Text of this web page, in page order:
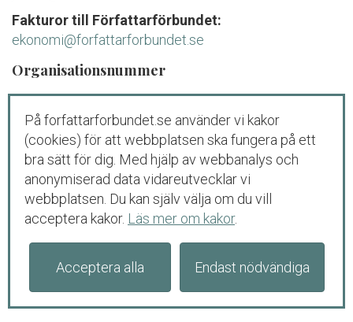
Fakturor till Författarförbundet:
ekonomi@forfattarforbundet.se
Organisationsnummer
802004-7687
Telefon
Växeln:08-545 132 00
Tisdag-fredag: 09.00-11.00
Juridisk och ekonomisk rådgivning för
medlemmar och debutanter:
08-545 132 00 (tryck1)
Tisdag-torsdag: 09.00-11.00
På forfattarforbundet.se använder vi kakor
(cookies) för att webbplatsen ska fungera på ett
bra sätt för dig. Med hjälp av webbanalys och
anonymiserad data vidareutvecklar vi
webbplatsen. Du kan själv välja om du vill
acceptera kakor. Läs mer om kakor.
Acceptera alla Endast nödvändiga